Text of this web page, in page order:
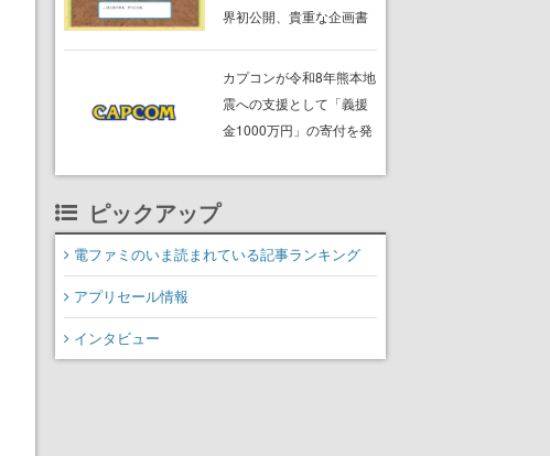
界初公開、貴重な企画書
ームフリーク・大森滋氏
が開発秘話を語る動画が
ゲームフリーク公式
カプコンが令和8年熊本地
震への支援として「義援
金1000万円」の寄付を発
ピックアップ
電ファミのいま読まれている記事ランキング
アプリセール情報
インタビュー